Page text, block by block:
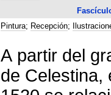
Pintura; Recepción;
A partir del
de Celestina,